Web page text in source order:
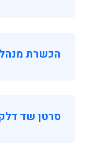
הכשרת
סרטן שד דלקתי